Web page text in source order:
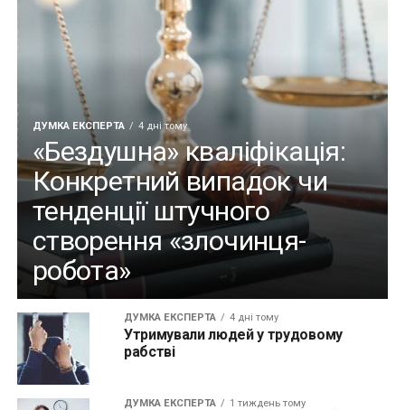
ДУМКА ЕКСПЕРТА 4 дні тому
«Бездушна» кваліфікація:
Конкретний випадок чи
тенденції штучного
створення «злочинця-
робота»
ДУМКА ЕКСПЕРТА 4 дні тому
Утримували людей у трудовому
рабстві
ДУМКА ЕКСПЕРТА 1 тиждень тому